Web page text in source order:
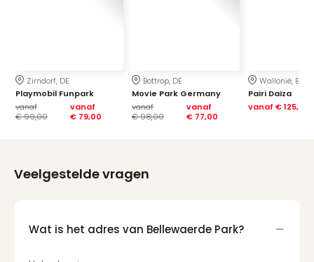
Zirndorf, DE
Playmobil Funpark
vanaf
€ 99,00
vanaf
€ 79,00
Bottrop, DE
Movie Park Germany
vanaf
€ 98,00
vanaf
€ 77,00
Wallonië, BE
Pairi Daiza
vanaf € 125,00
Veelgestelde vragen
Wat is het adres van Bellewaerde Park?